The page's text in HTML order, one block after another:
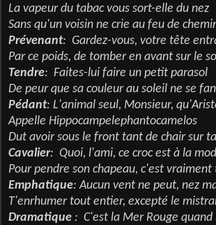
La vapeur du tabac vous sort-elle du nez
Sans qu'un voisin ne crie au feu de
Prévenant: Gardez-vous, votre tête
Par ce poids, de tomber en avant sur le
Tendre: Faites-lui faire un petit parasol
De peur que sa couleur au soleil ne se
Pédant: L'animal seul, Monsieur,
Appelle Hippocampelephantocamelos
Dut avoir sous le front tant de chair sur
Cavalier: Quoi, l'ami, ce croc est à la
Pour pendre son chapeau, c'est
Emphatique: Aucun vent ne peut, nez
T'enrhumer tout entier, excepté le
Dramatique : C'est la Mer Rouge quand